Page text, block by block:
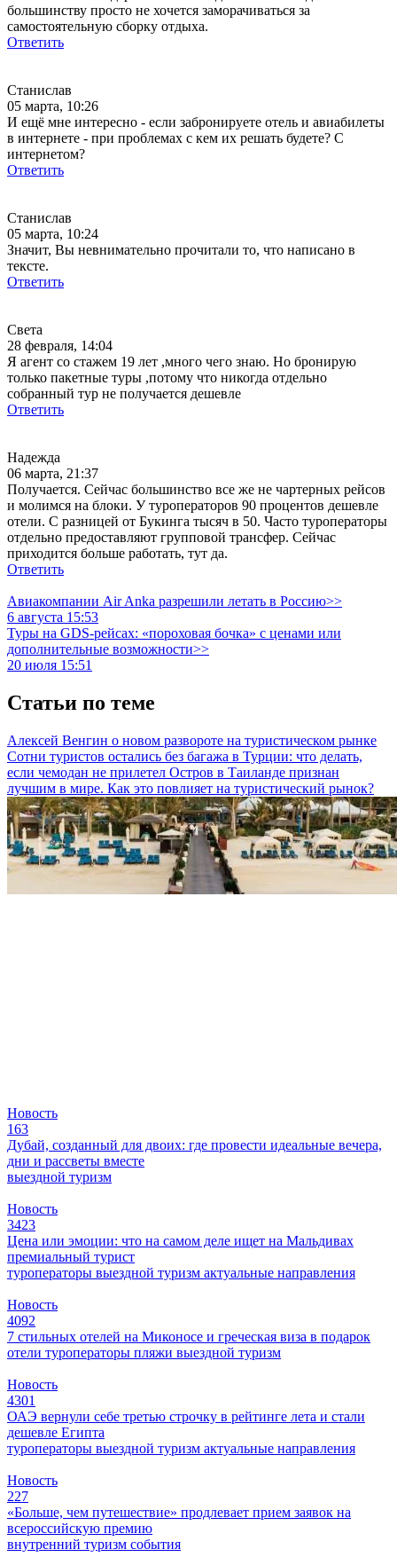
большинству просто не хочется заморачиваться за
самостоятельную сборку отдыха.
Ответить
Станислав
05 марта, 10:26
И ещё мне интересно - если забронируете отель и авиабилеты
в интернете - при проблемах с кем их решать будете? С
интернетом?
Ответить
Станислав
05 марта, 10:24
Значит, Вы невнимательно прочитали то, что написано в
тексте.
Ответить
Света
28 февраля, 14:04
Я агент со стажем 19 лет ,много чего знаю. Но бронирую
только пакетные туры ,потому что никогда отдельно
собранный тур не получается дешевле
Ответить
Надежда
06 марта, 21:37
Получается. Сейчас большинство все же не чартерных рейсов
и молимся на блоки. У туроператоров 90 процентов дешевле
отели. С разницей от Букинга тысяч в 50. Часто туроператоры
отдельно предоставляют групповой трансфер. Сейчас
приходится больше работать, тут да.
Ответить
Авиакомпании Air Anka разрешили летать в Россию>>
6 августа 15:53
Туры на GDS-рейсах: «пороховая бочка» с ценами или
дополнительные возможности>>
20 июля 15:51
Статьи по теме
Алексей Венгин о новом развороте на туристическом рынке
Сотни туристов остались без багажа в Турции: что делать,
если чемодан не прилетел Остров в Таиланде признан
лучшим в мире. Как это повлияет на туристический рынок?
Новость
163
Дубай, созданный для двоих: где провести идеальные вечера,
дни и рассветы вместе
выездной туризм
Новость
3423
Цена или эмоции: что на самом деле ищет на Мальдивах
премиальный турист
туроператоры выездной туризм актуальные направления
Новость
4092
7 стильных отелей на Миконосе и греческая виза в подарок
отели туроператоры пляжи выездной туризм
Новость
4301
ОАЭ вернули себе третью строчку в рейтинге лета и стали
дешевле Египта
туроператоры выездной туризм актуальные направления
Новость
227
«Больше, чем путешествие» продлевает прием заявок на
всероссийскую премию
внутренний туризм события